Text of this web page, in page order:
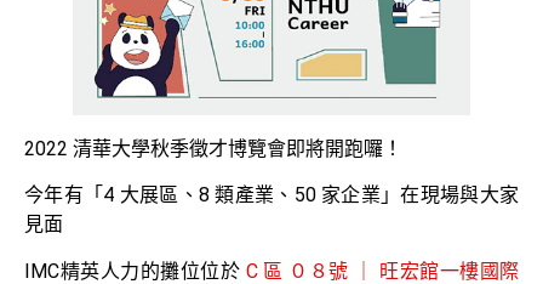
2022 清華大學秋季徵才博覽會即將開跑囉！
今年有「4 大展區、8 類產業、50 家企業」在現場與大家
見面
IMC精英人力的攤位位於 C 區 ０８號 ｜ 旺宏館一樓國際